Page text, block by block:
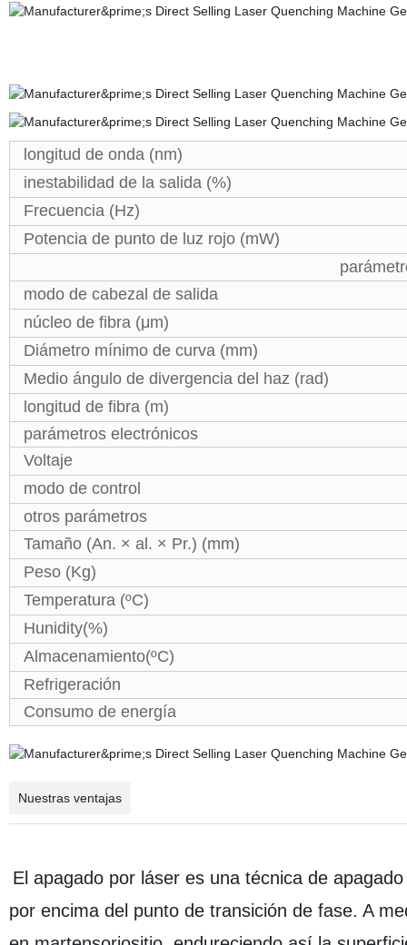
longitud de onda (nm)
inestabilidad de la salida (%)
Frecuencia (Hz)
Potencia de punto de luz rojo (mW)
modo de cabezal de salida
núcleo de fibra (μm)
Diámetro mínimo de curva (mm)
Medio ángulo de divergencia del haz (rad)
longitud de fibra (m)
parámetros electrónicos
Voltaje
modo de control
otros parámetros
Tamaño (An. × al. × Pr.) (mm)
Peso (Kg)
Temperatura (ºC)
Hunidity(%)
Almacenamiento(ºC)
Refrigeración
Consumo de energía
Nuestras ventajas
El apagado por láser es una técnica de
por encima del punto de transición de fase. A